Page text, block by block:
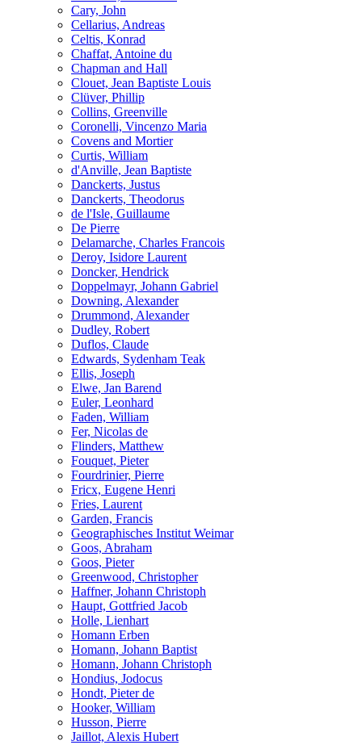
Cary, John
Cellarius, Andreas
Celtis, Konrad
Chaffat, Antoine du
Chapman and Hall
Clouet, Jean Baptiste Louis
Clüver, Phillip
Collins, Greenville
Coronelli, Vincenzo Maria
Covens and Mortier
Curtis, William
d'Anville, Jean Baptiste
Danckerts, Justus
Danckerts, Theodorus
de l'Isle, Guillaume
De Pierre
Delamarche, Charles Francois
Deroy, Isidore Laurent
Doncker, Hendrick
Doppelmayr, Johann Gabriel
Downing, Alexander
Drummond, Alexander
Dudley, Robert
Duflos, Claude
Edwards, Sydenham Teak
Ellis, Joseph
Elwe, Jan Barend
Euler, Leonhard
Faden, William
Fer, Nicolas de
Flinders, Matthew
Fouquet, Pieter
Fourdrinier, Pierre
Fricx, Eugene Henri
Fries, Laurent
Garden, Francis
Geographisches Institut Weimar
Goos, Abraham
Goos, Pieter
Greenwood, Christopher
Haffner, Johann Christoph
Haupt, Gottfried Jacob
Holle, Lienhart
Homann Erben
Homann, Johann Baptist
Homann, Johann Christoph
Hondius, Jodocus
Hondt, Pieter de
Hooker, William
Husson, Pierre
Jaillot, Alexis Hubert